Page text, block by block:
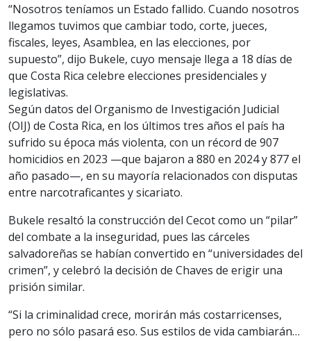
“Nosotros teníamos un Estado fallido. Cuando nosotros
llegamos tuvimos que cambiar todo, corte, jueces,
fiscales, leyes, Asamblea, en las elecciones, por
supuesto”, dijo Bukele, cuyo mensaje llega a 18 días de
que Costa Rica celebre elecciones presidenciales y
legislativas.
Según datos del Organismo de Investigación Judicial
(OIJ) de Costa Rica, en los últimos tres años el país ha
sufrido su época más violenta, con un récord de 907
homicidios en 2023 —que bajaron a 880 en 2024 y 877 el
año pasado—, en su mayoría relacionados con disputas
entre narcotraficantes y sicariato.
Bukele resaltó la construcción del Cecot como un “pilar”
del combate a la inseguridad, pues las cárceles
salvadoreñas se habían convertido en “universidades del
crimen”, y celebró la decisión de Chaves de erigir una
prisión similar.
“Si la criminalidad crece, morirán más costarricenses,
pero no sólo pasará eso. Sus estilos de vida cambiarán…